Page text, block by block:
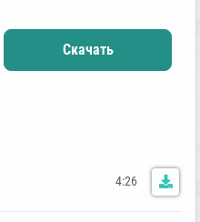
Скачать
4:26